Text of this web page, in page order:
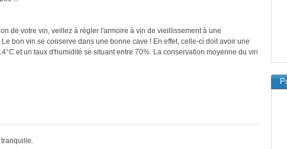
de votre vin, veillez à règler l'armoire à vin de vieillissement à une
bon vin se conserve dans une bonne cave ! En effet, celle-ci doit avoir une
et un taux d'humidité se situant entre 70%. La conservation moyenne du vin
tranquille.